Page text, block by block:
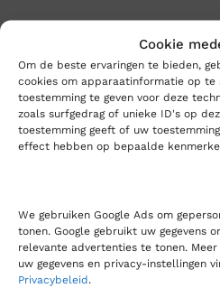
Cookie
Om de beste ervaringen te bieden,
cookies om apparaatinformatie op te
toestemming te geven voor deze
zoals surfgedrag of unieke ID's op
toestemming geeft of uw
effect hebben op bepaalde
We gebruiken Google Ads om
tonen. Google gebruikt uw gegevens
relevante advertenties te tonen.
uw gegevens en privacy-instellingen
Privacybeleid .
0180 321 820
LabMakelaar Benelux B.V.